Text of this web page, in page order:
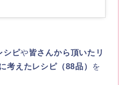
シピや皆さんから頂いたリ
考えたレシピ（88品）
を